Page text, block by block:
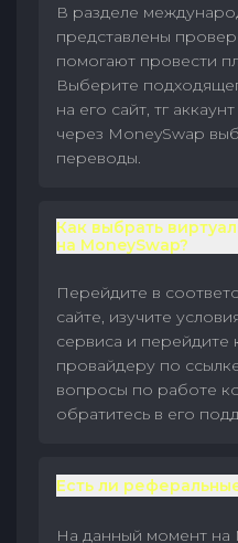
В разделе
представлены
помогают провести
Выберите
на его сайт, тг
через MoneySwap
переводы.
Как выбрать
на MoneySwap?
Перейдите в
сайте, изучите
сервиса и перейдите
провайдеру по
вопросы по работе
обратитесь в его
Есть ли
На данный момент на